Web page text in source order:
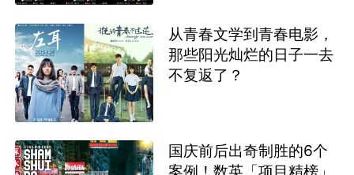
从青春文学到青春电影，
那些阳光灿烂的日子一去
不复返了？
国庆前后出奇制胜的6个